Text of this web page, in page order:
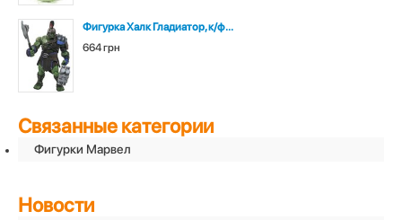
Фигурка Халк Гладиатор, к/ф...
664 грн
Связанные категории
Фигурки Марвел
Новости